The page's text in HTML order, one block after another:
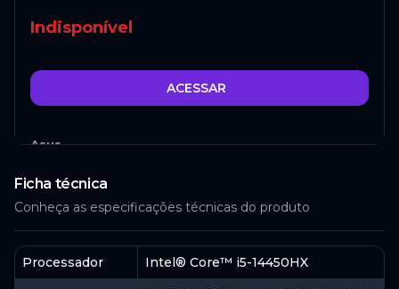
Indisponível
ACESSAR
Asus
Indisponível
ACESSAR
Ficha técnica
Conheça as especificações técnicas do produto
Processador Intel® Core™ i5-14450HX